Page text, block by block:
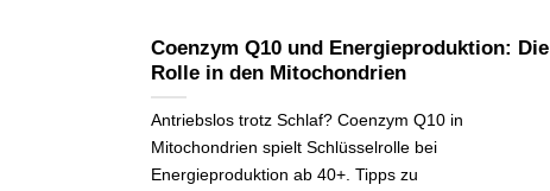
Coenzym Q10 und Energieproduktion: Die
Rolle in den Mitochondrien
Antriebslos trotz Schlaf? Coenzym Q10 in
Mitochondrien spielt Schlüsselrolle bei
Energieproduktion ab 40+. Tipps zu